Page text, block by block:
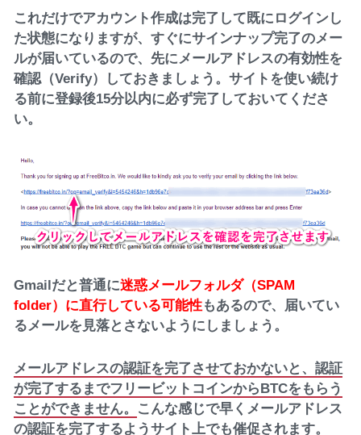
これだけでアカウント作成は完了して既にログインし
た状態になりますが、すぐにサインナップ完了のメー
ルが届いているので、先にメールアドレスの有効性を
確認（Verify）しておきましょう。サイトを使い続け
る前に登録後15分以内に必ず完了しておいてくださ
い。
Gmailだと普通に迷惑メールフォルダ（SPAM
folder）に直行している可能性もあるので、届いてい
るメールを見落とさないようにしましょう。
メールアドレスの認証を完了させておかないと、認証
が完了するまでフリービットコインからBTCをもらう
ことができません。 こんな感じで早くメールアドレス
の認証を完了するようサイト上でも催促されます。